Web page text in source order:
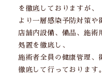
を徹底しておりますが、
より一層感染予防対策や
店舗内設備、備品、施術
処置を徹底し、
施術者全員の健康管理、
徹底して行っております。